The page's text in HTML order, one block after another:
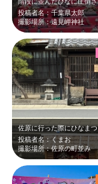
投稿者名：千葉県太郎
撮影場所：遠見岬神社
投稿者名：くまお
撮影場所：佐原の町並み